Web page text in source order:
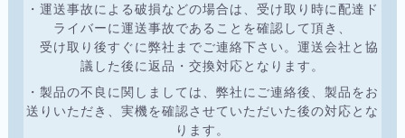
・運送事故による破損などの場合は、受け取り時に配達ド
ライバーに運送事故であることを確認して頂き、
受け取り後すぐに弊社までご連絡下さい。運送会社と協
議した後に返品・交換対応となります。
・製品の不良に関しましては、弊社にご連絡後、製品をお
送りいただき、実機を確認させていただいた後の対応とな
ります。